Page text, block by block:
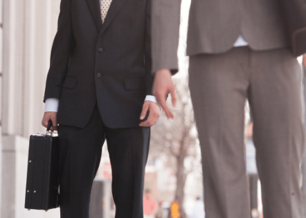
サービスメニュー 日本オムニチャネ
トップページ
特集
動画
サイトマップ
お問い合わせ
個人情報保護法について
運営会社
採用情報
現在開催予定のセミナー
セミナー
非公開: 【8/6開催】AIエージ
代、日本企業は何から始める
シリコンバレーAX最新潮流か
2026-08-03
セミナー
【8/12開催】「イノベーショ
する」～投資される事業の基